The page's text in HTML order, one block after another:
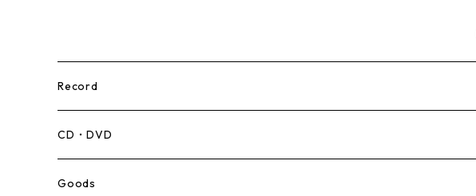
Record
Mento,Calypso,Ballad
Ska
CD・DVD
Goods